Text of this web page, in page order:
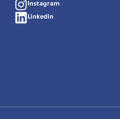
Instagram
Linkedin